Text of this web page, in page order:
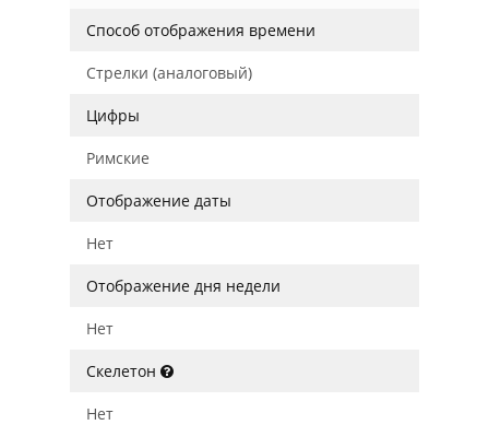
Способ отображения времени
Стрелки (аналоговый)
Цифры
Римские
Отображение даты
Нет
Отображение дня недели
Нет
Скелетон
Нет